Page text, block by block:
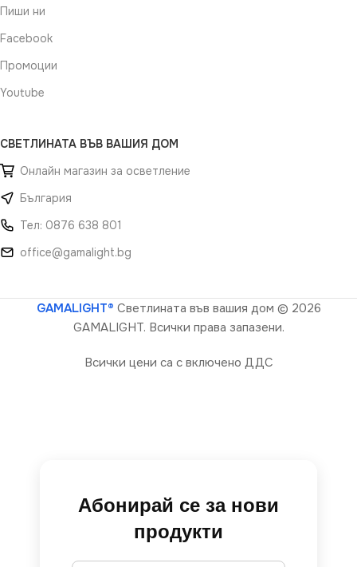
Пиши ни
Facebook
Промоции
Youtube
СВЕТЛИНАТА ВЪВ ВАШИЯ ДОМ
Онлайн магазин за осветление
България
Тел: 0876 638 801
office@gamalight.bg
GAMALIGHT® Светлината във вашия дом © 2026
GAMALIGHT. Всички права запазени.
Всички цени са с включено ДДС
Абонирай се за нови
продукти